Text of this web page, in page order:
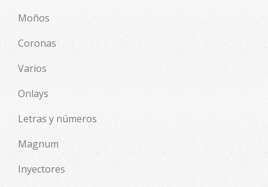
Moños
Coronas
Varios
Onlays
Letras y números
Magnum
Inyectores